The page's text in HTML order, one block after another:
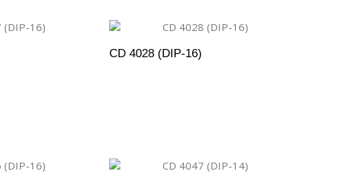
CD 4028 (DIP-16)